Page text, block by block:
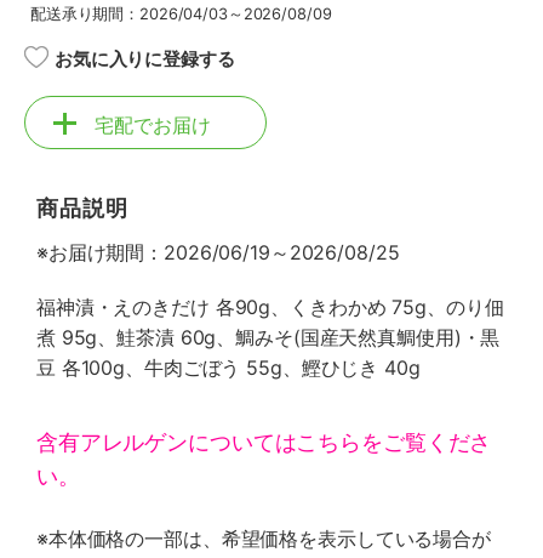
配送承り期間：2026/04/03～2026/08/09
お気に入りに登録する
宅配でお届け
商品説明
※お届け期間：2026/06/19～2026/08/25
福神漬・えのきだけ 各90g、くきわかめ 75g、のり佃
煮 95g、鮭茶漬 60g、鯛みそ(国産天然真鯛使用)・黒
豆 各100g、牛肉ごぼう 55g、鰹ひじき 40g
含有アレルゲンについてはこちらをご覧くださ
い。
※本体価格の一部は、希望価格を表示している場合が